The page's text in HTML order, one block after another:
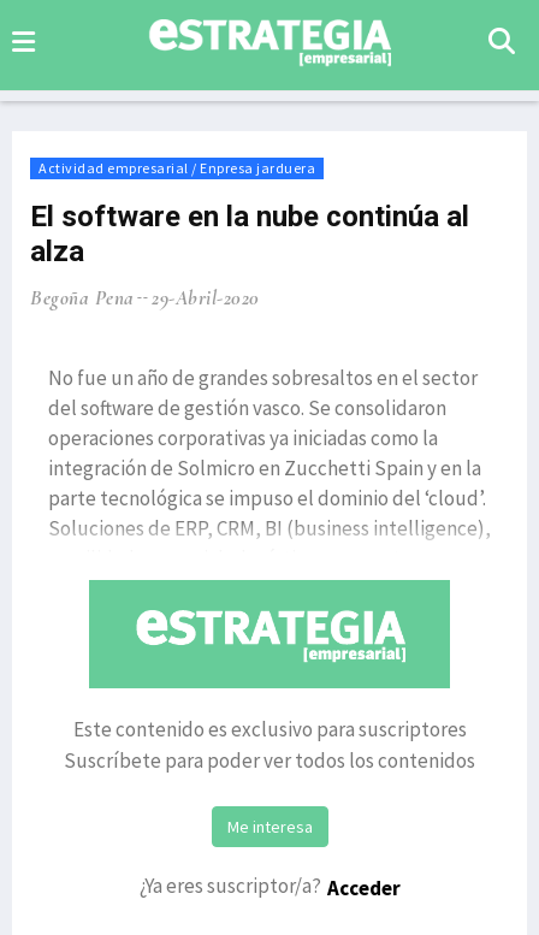
Actividad empresarial / Enpresa jarduera
El software en la nube continúa al
alza
Begoña Pena 29-Abril-2020
No fue un año de grandes sobresaltos en el sector
del software de gestión vasco. Se consolidaron
operaciones corporativas ya iniciadas como la
integración de Solmicro en Zucchetti Spain y en la
parte tecnológica se impuso el dominio del ‘cloud’.
Soluciones de ERP, CRM, BI (business intelligence),
Este contenido es exclusivo para suscriptores
Suscríbete para poder ver todos los contenidos
Me interesa
¿Ya eres suscriptor/a? Acceder